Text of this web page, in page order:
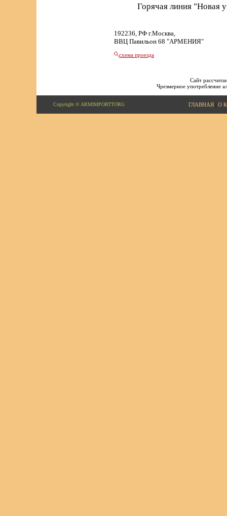
Горячая линия "Новая
192236, РФ г.Москва,
ВВЦ Павильон 68 "АРМЕНИЯ"
схема проезда
Сайт
Чрезмерное употребление
Copyright © ARMIMPORTTORG ГЛАВНАЯ| О